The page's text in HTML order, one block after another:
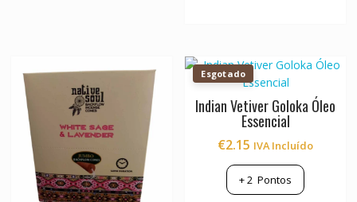
Esgotado
Indian Vetiver Goloka Óleo
Essencial
€2.15 IVA Incluído
+2 Pontos